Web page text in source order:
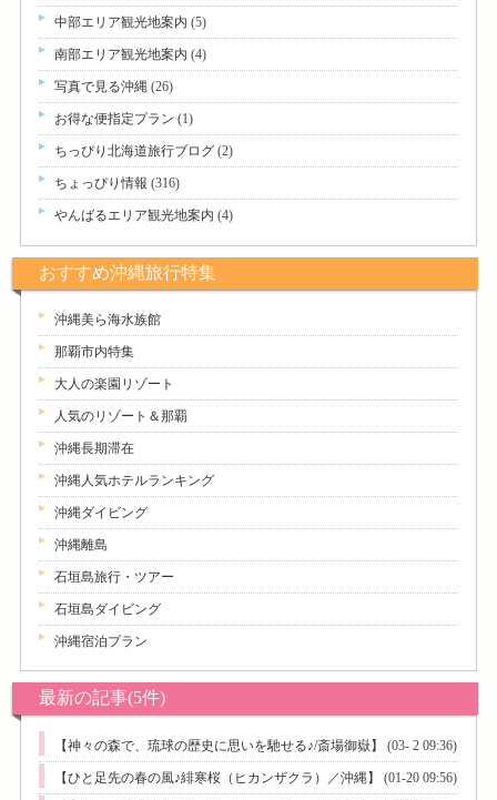
中部エリア観光地案内 (5)
南部エリア観光地案内 (4)
写真で見る沖縄 (26)
お得な便指定プラン (1)
ちっぴり北海道旅行ブログ (2)
ちょっぴり情報 (316)
やんばるエリア観光地案内 (4)
おすすめ沖縄旅行特集
沖縄美ら海水族館
那覇市内特集
大人の楽園リゾート
人気のリゾート＆那覇
沖縄長期滞在
沖縄人気ホテルランキング
沖縄ダイビング
沖縄離島
石垣島旅行・ツアー
石垣島ダイビング
沖縄宿泊プラン
最新の記事(5件)
【神々の森で、琉球の歴史に思いを馳せる♪/斎場御嶽】 (03- 2 09:36)
【ひと足先の春の風♪緋寒桜（ヒカンザクラ）／沖縄】 (01-20 09:56)